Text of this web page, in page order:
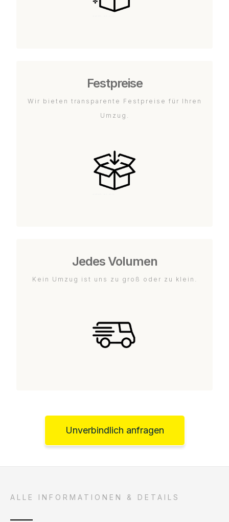
Festpreise
Wir bieten transparente Festpreise für Ihren
Umzug.
Jedes Volumen
Kein Umzug ist uns zu groß oder zu klein.
Unverbindlich anfragen
ALLE INFORMATIONEN & DETAILS